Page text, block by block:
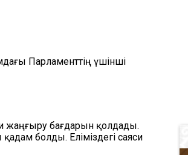
Парламенттің үшінші
жаңғыру бағдарын қолдады.
болды. Еліміздегі саяси